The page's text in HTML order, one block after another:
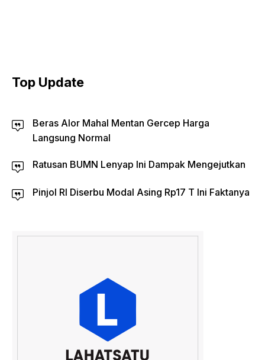
Top Update
Beras Alor Mahal Mentan Gercep Harga
Langsung Normal
Ratusan BUMN Lenyap Ini Dampak Mengejutkan
Pinjol RI Diserbu Modal Asing Rp17 T Ini Faktanya